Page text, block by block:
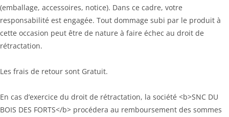
(emballage, accessoires, notice). Dans ce cadre, votre
responsabilité est engagée. Tout dommage subi par le produit à
cette occasion peut être de nature à faire échec au droit de
rétractation.
Les frais de retour sont Gratuit.
En cas d’exercice du droit de rétractation, la société <b>SNC DU
BOIS DES FORTS</b> procédera au remboursement des sommes